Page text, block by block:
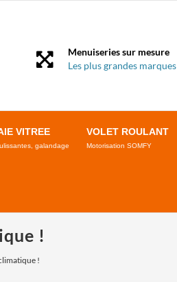
Menuiseries sur mesure
Les plus grandes marques
VITREE
galandage
VOLET ROULANT
Motorisation SOMFY
!
!